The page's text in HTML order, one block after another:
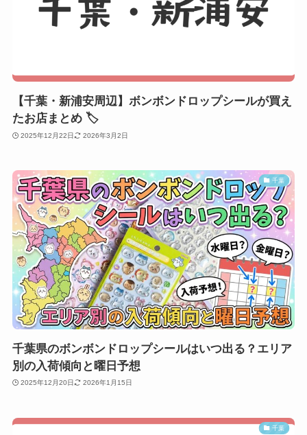
【千葉・新浦安周辺】ボンボンドロップシールが買え
たお店まとめ 🏷️
2025年12月22日 2026年3月2日
千葉
千葉県のボンボンドロップシールはいつ出る？エリア
別の入荷傾向と曜日予想
2025年12月20日 2026年1月15日
千葉